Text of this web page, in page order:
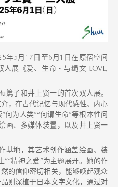
年5月17日至6月1日在原宿空间
展《爱、生命・与绳文 LOVE,
篤子和井上贤一的首次双人展。
，在古代记忆与现代感性、内心
何为人类”“何谓生命”等根本性问
画、多媒体装置，以及井上贤一
基地，其艺术创作涵盖绘画、装
”“精神之爱”为主题展开。她的作
的信仰密切相关，能够唤起观众
则深植于日本文字文化，通过对